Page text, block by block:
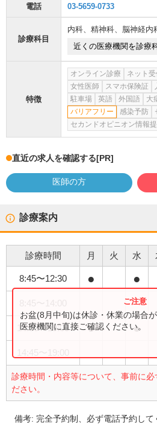
電話 03-5659-0733
診療科目
内科、 精神科、 脳神経内
近くの医療機関を診療
特徴
オンライン診療 ネット
女性医師
スマホ保険証
駐車場
英語 外国語 大
バリアフリー
感染予防
セカンドオピニオン情報
直近の求人を確認する[PR]
医師の方
診療案内
診療時間 月 火 水
8:45〜12:30 ● ●
14:00〜19:00 ● ●
診療時間・内容等について、事前に必
ださい。
お盆(8月中旬)は休診・休業の場合
医療機関に直接ご確認ください。
備考: 完全予約制、必ず電話予約し